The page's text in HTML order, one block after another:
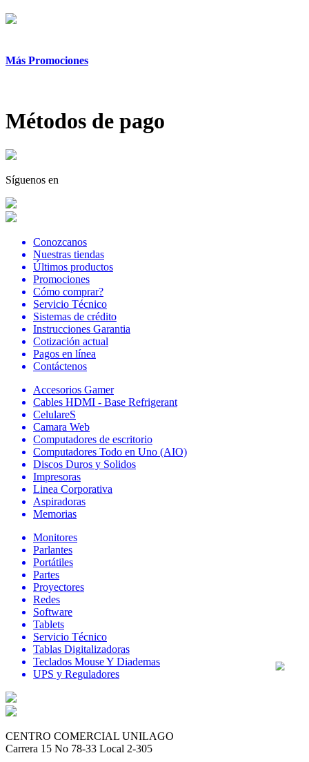
Más Promociones
Métodos de pago
Síguenos en
Conozcanos
Nuestras tiendas
Últimos productos
Promociones
Cómo comprar?
Servicio Técnico
Sistemas de crédito
Instrucciones Garantia
Cotización actual
Pagos en línea
Contáctenos
Accesorios Gamer
Cables HDMI - Base Refrigerant
CelulareS
Camara Web
Computadores de escritorio
Computadores Todo en Uno (AIO)
Discos Duros y Solidos
Impresoras
Linea Corporativa
Aspiradoras
Memorias
Monitores
Parlantes
Portátiles
Partes
Proyectores
Redes
Software
Tablets
Servicio Técnico
Tablas Digitalizadoras
Teclados Mouse Y Diademas
UPS y Reguladores
CENTRO COMERCIAL UNILAGO
Carrera 15 No 78-33 Local 2-305